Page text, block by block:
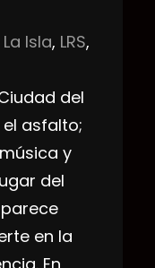
Isla, LRS
del
asfalto;
y
del
en la